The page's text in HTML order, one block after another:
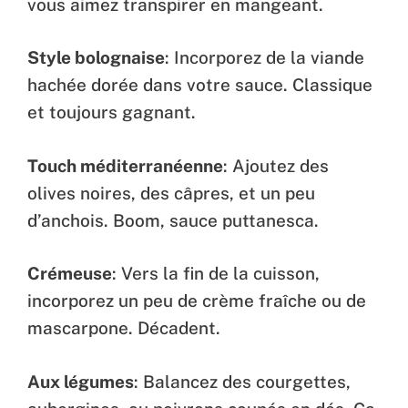
vous aimez transpirer en mangeant.
Style bolognaise: Incorporez de la viande
hachée dorée dans votre sauce. Classique
et toujours gagnant.
Touch méditerranéenne: Ajoutez des
olives noires, des câpres, et un peu
d’anchois. Boom, sauce puttanesca.
Crémeuse: Vers la fin de la cuisson,
incorporez un peu de crème fraîche ou de
mascarpone. Décadent.
Aux légumes: Balancez des courgettes,